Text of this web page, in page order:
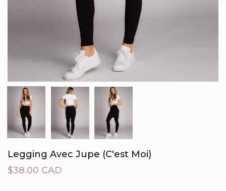
Legging Avec Jupe (C'est Moi)
$38.00 CAD